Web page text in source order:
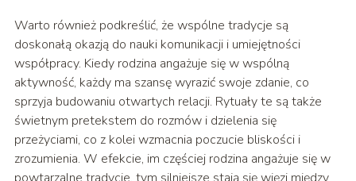
Warto również podkreślić, że wspólne tradycje są
doskonałą okazją do nauki komunikacji i umiejętności
współpracy. Kiedy rodzina angażuje się w wspólną
aktywność, każdy ma szansę wyrazić swoje zdanie, co
sprzyja budowaniu otwartych relacji. Rytuały te są także
świetnym pretekstem do rozmów i dzielenia się
przeżyciami, co z kolei wzmacnia poczucie bliskości i
zrozumienia. W efekcie, im częściej rodzina angażuje się w
powtarzalne tradycje, tym silniejsze stają się więzi między